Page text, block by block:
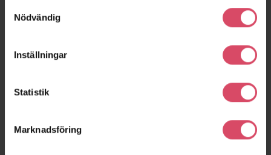
Nödvändig
Inställningar
Statistik
Marknadsföring
Höganäs